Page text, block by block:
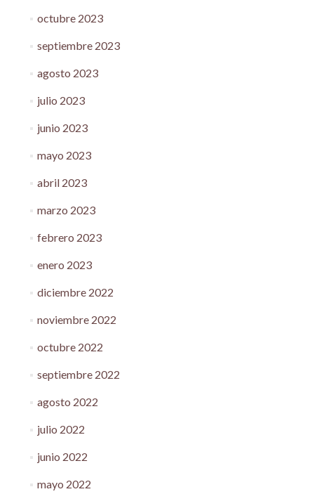
octubre 2023
septiembre 2023
agosto 2023
julio 2023
junio 2023
mayo 2023
abril 2023
marzo 2023
febrero 2023
enero 2023
diciembre 2022
noviembre 2022
octubre 2022
septiembre 2022
agosto 2022
julio 2022
junio 2022
mayo 2022